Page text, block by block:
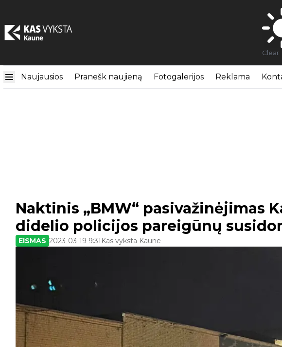
Clear
Naujausios Pranešk naujieną Fotogalerijos Reklama
Naktinis „BMW“ pasivažinėjimas
didelio policijos pareigūnų
EISMAS 2023-03-19 9:31 Kas vyksta Kaune